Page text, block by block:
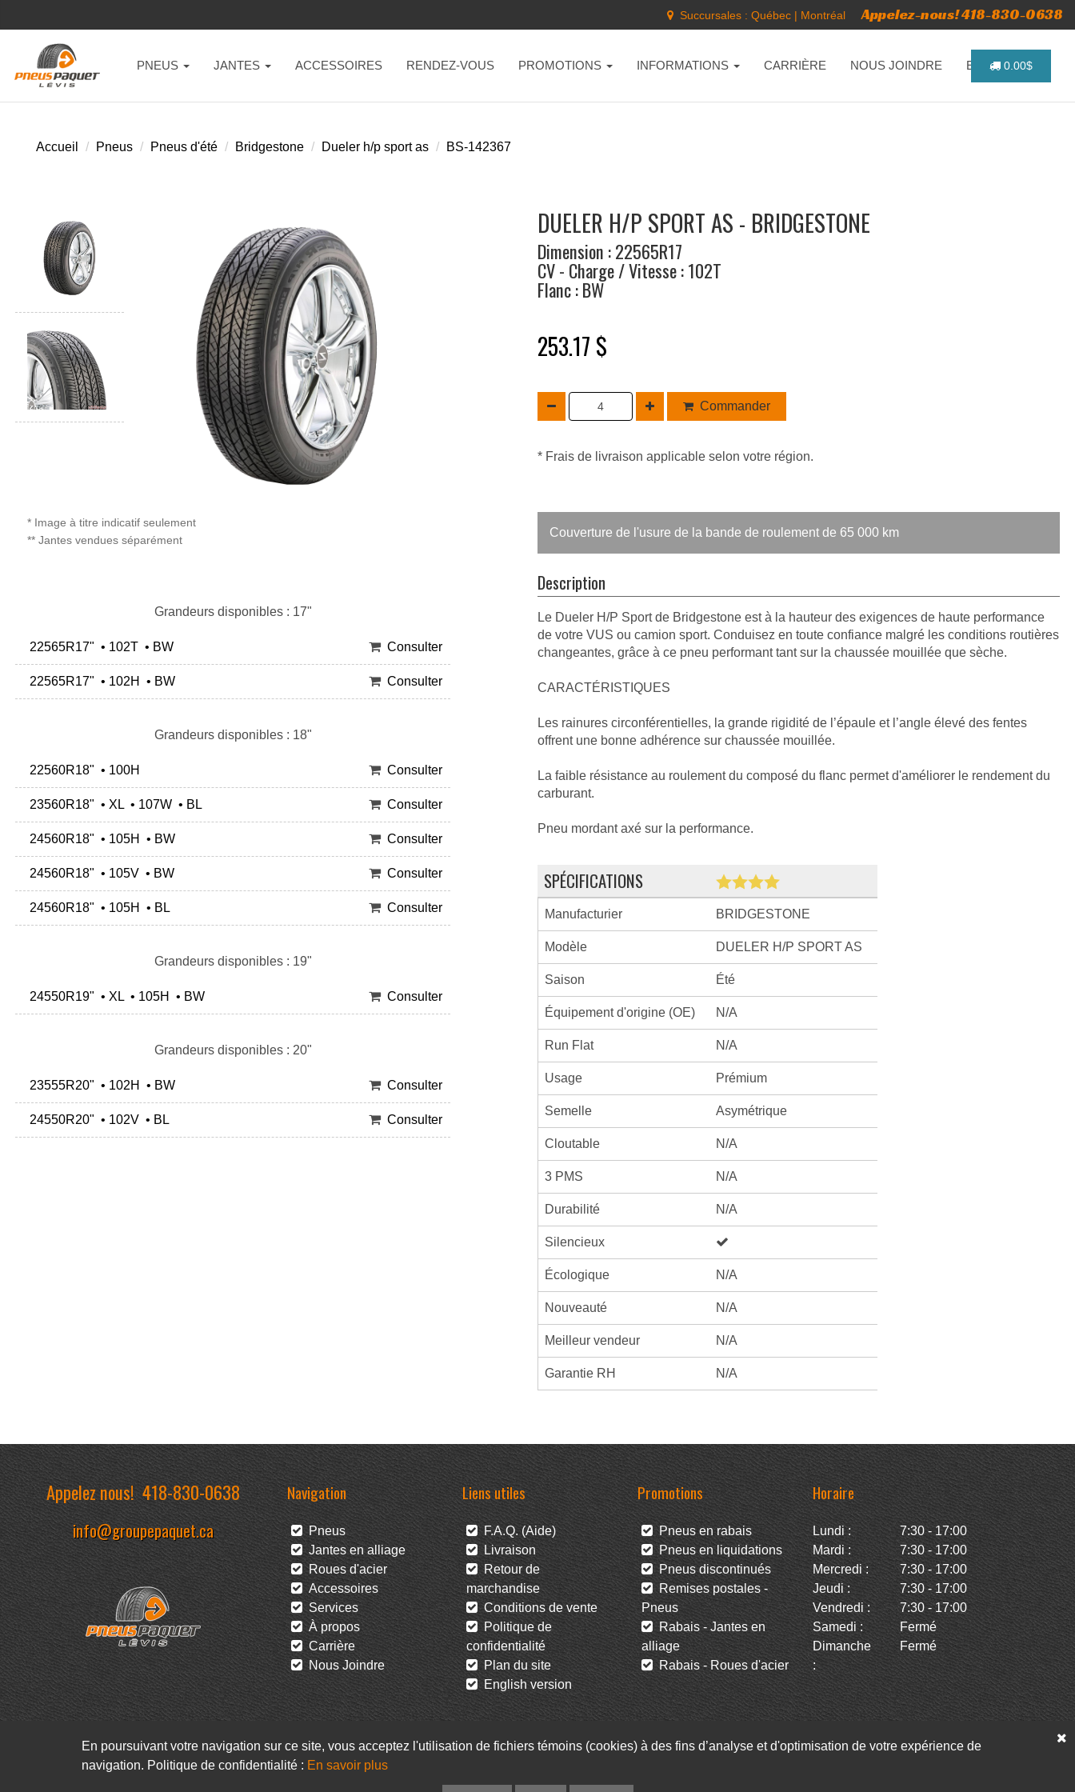
Succursales : Québec | Montréal Appelez-nous! 418-830-0638
PNEUS JANTES ACCESSOIRES RENDEZ-VOUS PROMOTIONS INFORMATIONS CARRIÈRE NOUS JOINDRE ENGLISH
0.00$
Accueil Pneus Pneus d'été Bridgestone Dueler h/p sport as BS-142367
* Image à titre indicatif seulement
** Jantes vendues séparément
Grandeurs disponibles : 17"
22565R17" • 102T • BW Consulter
22565R17" • 102H • BW Consulter
Grandeurs disponibles : 18"
22560R18" • 100H Consulter
23560R18" • XL • 107W • BL Consulter
24560R18" • 105H • BW Consulter
24560R18" • 105V • BW Consulter
24560R18" • 105H • BL Consulter
Grandeurs disponibles : 19"
24550R19" • XL • 105H • BW Consulter
Grandeurs disponibles : 20"
23555R20" • 102H • BW Consulter
24550R20" • 102V • BL Consulter
DUELER H/P SPORT AS - BRIDGESTONE
Dimension : 22565R17
CV - Charge / Vitesse : 102T
Flanc : BW
253.17 $
Commander
* Frais de livraison applicable selon votre région.
Couverture de l'usure de la bande de roulement de 65 000 km
Description
Le Dueler H/P Sport de Bridgestone est à la hauteur des exigences de haute performance
de votre VUS ou camion sport. Conduisez en toute confiance malgré les conditions routières
changeantes, grâce à ce pneu performant tant sur la chaussée mouillée que sèche.
CARACTÉRISTIQUES
Les rainures circonférentielles, la grande rigidité de l’épaule et l’angle élevé des fentes
offrent une bonne adhérence sur chaussée mouillée.
La faible résistance au roulement du composé du flanc permet d'améliorer le rendement du
carburant.
Pneu mordant axé sur la performance.
SPÉCIFICATIONS
Manufacturier BRIDGESTONE
Modèle DUELER H/P SPORT AS
Saison Été
Équipement d'origine (OE) N/A
Run Flat N/A
Usage Prémium
Semelle Asymétrique
Cloutable N/A
3 PMS N/A
Durabilité N/A
Silencieux
Écologique N/A
Nouveauté N/A
Meilleur vendeur N/A
Garantie RH N/A
Appelez nous!418-830-0638
info@groupepaquet.ca
Navigation
Pneus
Jantes en alliage
Roues d'acier
Accessoires
Services
À propos
Carrière
Nous Joindre
Liens utiles
F.A.Q. (Aide)
Livraison
Retour de
marchandise
Conditions de vente
Politique de
confidentialité
Plan du site
English version
Promotions
Pneus en rabais
Pneus en liquidations
Pneus discontinués
Remises postales -
Pneus
Rabais - Jantes en
alliage
Rabais - Roues d'acier
Horaire
Lundi :
7:30 - 17:00
Mardi :
7:30 - 17:00
Mercredi :
7:30 - 17:00
Jeudi :
7:30 - 17:00
Vendredi :
7:30 - 17:00
Samedi :
Fermé
Dimanche
:
Fermé
En poursuivant votre navigation sur ce site, vous acceptez l'utilisation de fichiers témoins (cookies) à des fins d’analyse et d'optimisation de votre expérience de
navigation. Politique de confidentialité : En savoir plus